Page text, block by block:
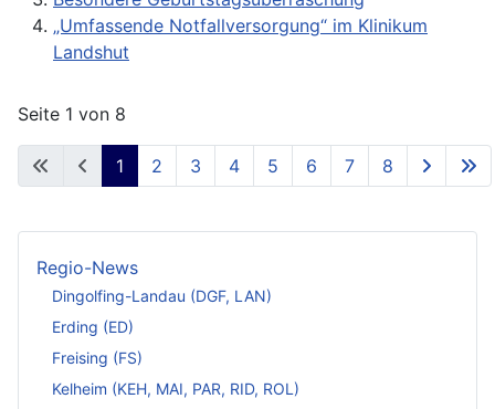
„Umfassende Notfallversorgung“ im Klinikum
Landshut
Seite 1 von 8
1 2 3 4 5 6 7 8
Regio-News
Dingolfing-Landau (DGF, LAN)
Erding (ED)
Freising (FS)
Kelheim (KEH, MAI, PAR, RID, ROL)